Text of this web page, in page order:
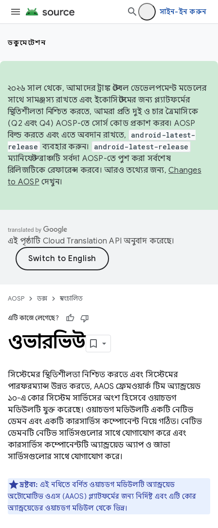
সাইন-ইন করুন
ডকুমেন্টেশন
২০২৬ সাল থেকে, আমাদের ট্রাঙ্ক স্টেবল ডেভেলপমেন্ট মডেলের
সাথে সামঞ্জস্য রাখতে এবং ইকোসিস্টেমের জন্য প্ল্যাটফর্মের
স্থিতিশীলতা নিশ্চিত করতে, আমরা প্রতি দুই ও চার ত্রৈমাসিকে
(Q2 এবং Q4) AOSP-তে সোর্স কোড প্রকাশ করব। AOSP
বিল্ড করতে এবং এতে অবদান রাখতে,
android-latest-
release ব্যবহার করুন। android-latest-release
ম্যানিফেস্ট ব্রাঞ্চটি সর্বদা AOSP-তে পুশ করা সর্বশেষ
রিলিজটিকে রেফারেন্স করবে। আরও তথ্যের জন্য, Changes
to AOSP দেখুন।
এই পৃষ্ঠাটি Cloud Translation API অনুবাদ করেছে।
AOSP ডক্স স্বয়ংচালিত
এটি কাজে লেগেছে?
ওভারভিউ
সিস্টেমের স্থিতিশীলতা নিশ্চিত করতে এবং সিস্টেমের
পারফরম্যান্স উন্নত করতে, AAOS ফ্রেমওয়ার্ক টিম অ্যান্ড্রয়েড
১০-এ কোর সিস্টেম সার্ভিসের অংশ হিসেবে ওয়াচডগ
মডিউলটি যুক্ত করেছে। ওয়াচডগ মডিউলটি একটি নেটিভ
ডেমন এবং একটি কারসার্ভিস কম্পোনেন্ট নিয়ে গঠিত। নেটিভ
ডেমনটি নেটিভ সার্ভিসগুলোর সাথে যোগাযোগ করে এবং
কারসার্ভিস কম্পোনেন্টটি অ্যান্ড্রয়েড অ্যাপ ও জাভা
সার্ভিসগুলোর সাথে যোগাযোগ করে।
দ্রষ্টব্য: এই নথিতে বর্ণিত ওয়াচডগ মডিউলটি অ্যান্ড্রয়েড
অটোমোটিভ ওএস (AAOS) প্ল্যাটফর্মের জন্য নির্দিষ্ট এবং এটি কোর
অ্যান্ড্রয়েডের ওয়াচডগ মডিউল থেকে ভিন্ন।